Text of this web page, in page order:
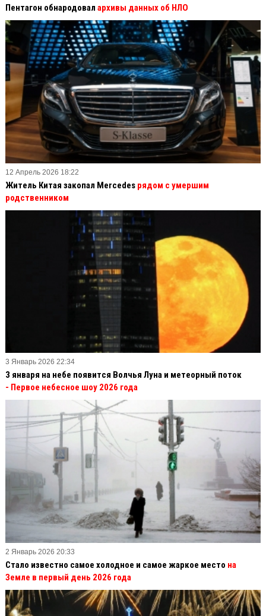
Пентагон обнародовал архивы данных об НЛО
12 Апрель 2026 18:22
Житель Китая закопал Mercedes рядом с умершим
родственником
3 Январь 2026 22:34
3 января на небе появится Волчья Луна и метеорный поток
- Первое небесное шоу 2026 года
2 Январь 2026 20:33
Стало известно самое холодное и самое жаркое место на
Земле в первый день 2026 года